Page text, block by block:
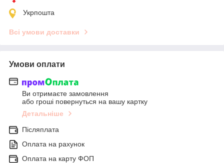
Укрпошта
Всі умови доставки
Умови оплати
Ви отримаєте замовлення
або гроші повернуться на вашу картку
Детальніше
Післяплата
Оплата на рахунок
Оплата на карту ФОП